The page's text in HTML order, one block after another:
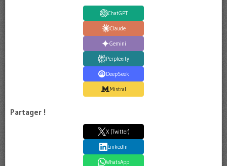
ChatGPT
Claude
Gemini
Perplexity
DeepSeek
Mistral
Partager !
X (Twitter)
LinkedIn
WhatsApp